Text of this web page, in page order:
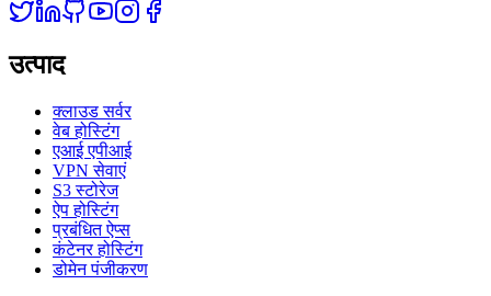
उत्पाद
क्लाउड सर्वर
वेब होस्टिंग
एआई एपीआई
VPN सेवाएं
S3 स्टोरेज
ऐप होस्टिंग
प्रबंधित ऐप्स
कंटेनर होस्टिंग
डोमेन पंजीकरण